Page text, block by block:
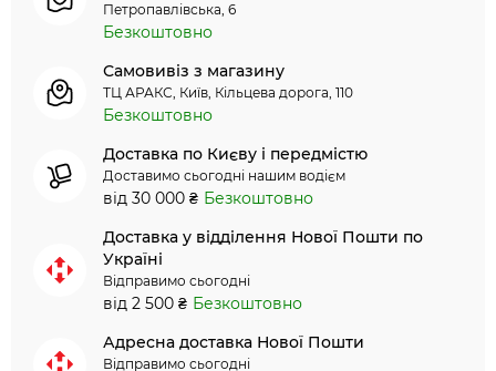
Петропавлівська, 6
Безкоштовно
Самовивіз з магазину
ТЦ АРАКС, Київ, Кільцева дорога, 110
Безкоштовно
Доставка по Києву і передмістю
Доставимо сьогодні нашим водієм
від 30 000 ₴ Безкоштовно
Доставка у відділення Нової Пошти по
Україні
Відправимо сьогодні
від 2 500 ₴ Безкоштовно
Адресна доставка Нової Пошти
Відправимо сьогодні